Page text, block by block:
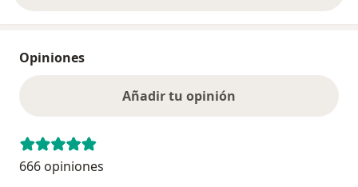
Opiniones
Añadir tu opinión
666 opiniones